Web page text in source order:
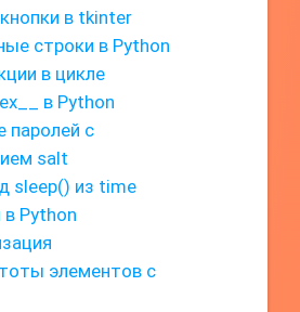
в tkinter
строки в Python
в цикле
в Python
паролей с
salt
sleep() из time
Python
элементов с